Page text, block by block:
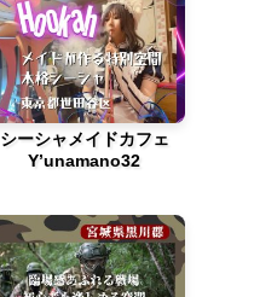
シーシャメイドカフェ
Y’unamano32